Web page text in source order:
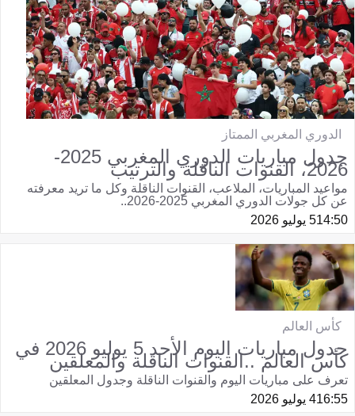
الدوري المغربي الممتاز
جدول مباريات الدوري المغربي 2025-
2026، القنوات الناقلة والترتيب
مواعيد المباريات، الملاعب، القنوات الناقلة وكل ما تريد معرفته
عن كل جولات الدوري المغربي 2025-2026..
14:505 يوليو 2026
كأس العالم
جدول مباريات اليوم الأحد 5 يوليو 2026 في
كأس العالم ..القنوات الناقلة والمعلقين
تعرف على مباريات اليوم والقنوات الناقلة وجدول المعلقين
16:554 يوليو 2026